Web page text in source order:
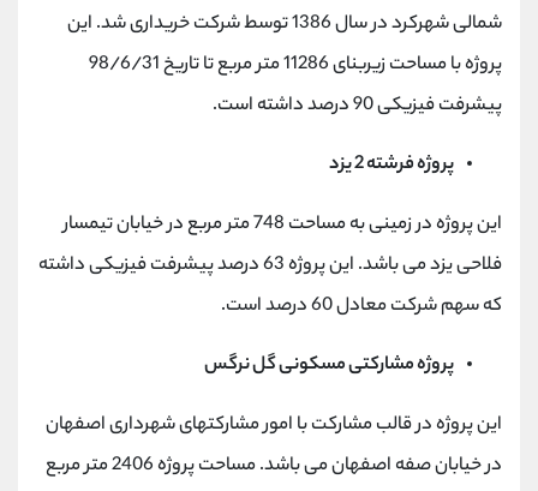
شمالی شهرکرد در سال 1386 توسط شرکت خریداری شد. این
پروژه با مساحت زیربنای 11286 متر مربع تا تاریخ 98/6/31
پیشرفت فیزیکی 90 درصد داشته است.
پروژه فرشته 2 یزد
این پروژه در زمینی به مساحت 748 متر مربع در خیابان تیمسار
فلاحی یزد می باشد. این پروژه 63 درصد پیشرفت فیزیکی داشته
که سهم شرکت معادل 60 درصد است.
پروژه مشارکتی مسکونی گل نرگس
این پروژه در قالب مشارکت با امور مشارکتهای شهرداری اصفهان
در خیابان صفه اصفهان می باشد. مساحت پروژه 2406 متر مربع